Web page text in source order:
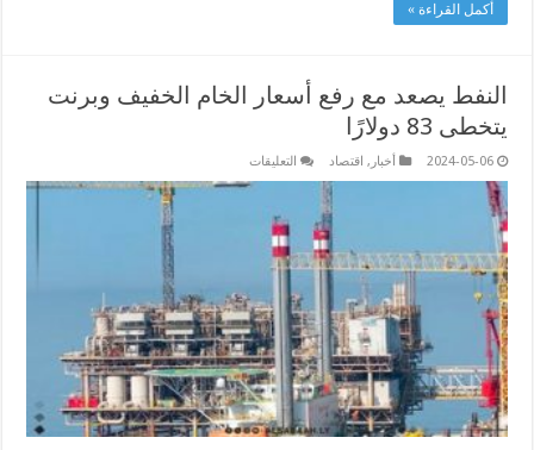
أكمل القراءة »
النفط يصعد مع رفع أسعار الخام الخفيف وبرنت
يتخطى 83 دولارًا
2024-05-06 أخبار , اقتصاد التعليقات
يصعد
يتخطى
83
دولارًا
مغلقة